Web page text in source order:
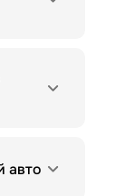
авто